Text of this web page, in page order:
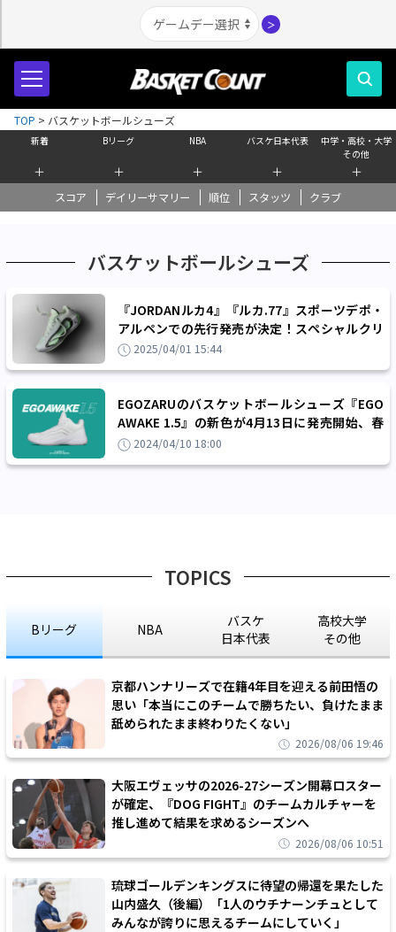
＞
新着
＋
Bリーグ
＋
NBA
＋
バスケ日本代表
＋
中学・高校・大学
その他
＋
スコア デイリーサマリー 順位 スタッツ クラブ
TOP > バスケットボールシューズ
バスケットボールシューズ
『JORDANルカ4』『ルカ.77』スポーツデポ・
アルペンでの先行発売が決定！スペシャルクリ
ニックの参加権ゲットのチャンスも
2025/04/01 15:44
EGOZARUのバスケットボールシューズ『EGO
AWAKE 1.5』の新色が4月13日に発売開始、春
にぴったりなオールホワイト
2024/04/10 18:00
TOPICS
Bリーグ NBA
バスケ
日本代表
高校大学
その他
京都ハンナリーズで在籍4年目を迎える前田悟の
思い「本当にこのチームで勝ちたい、負けたまま
舐められたまま終わりたくない」
2026/08/06 19:46
大阪エヴェッサの2026-27シーズン開幕ロスター
が確定、『DOG FIGHT』のチームカルチャーを
推し進めて結果を求めるシーズンへ
2026/08/06 10:51
琉球ゴールデンキングスに待望の帰還を果たした
山内盛久（後編）「1人のウチナーンチュとして
みんなが誇りに思えるチームにしていく」